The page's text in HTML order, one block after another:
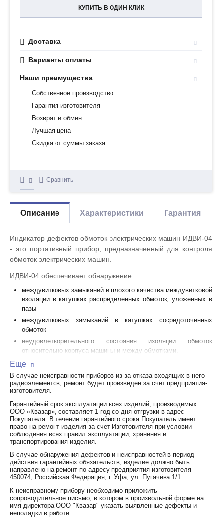
КУПИТЬ В ОДИН КЛИК
Доставка
Варианты оплаты
Наши преимущества
Собственное производство
Гарантия изготовителя
Возврат и обмен
Лучшая цена
Скидка от суммы заказа
Сравнить
Описание Характеристики Гарантия
Индикатор дефектов обмоток электрических машин ИДВИ-04
- это портативный прибор, предназначенный для контроля
обмоток электрических машин.
ИДВИ-04 обеспечивает обнаружение:
междувитковых замыканий и плохого качества междувитковой
изоляции в катушках распределённых обмоток, уложенных в
пазы
междувитковых замыканий в катушках сосредоточенных
обмоток
неудовлетворительного состояния изоляции обмоток
относительно корпуса машины и между обмотками.
ИДВИ-04 позволяет выявить дефекты обмоток электрической
машины напряжением до 1000 В (кроме обмоток с
уравнительными соединениями). Минимальная длина
пакета жестей проверяемой машины – 45 мм.
Принцип работы индикатора:
при проверке состояния междувитковой изоляции и цепей
катушек индуктируется импульсная ЭДС в проверяемой
катушке. В случае наличия в последней КЗ витков
происходит регистрация импульса магнитного поля от тока
короткого замыкания, протекающего по ним
при проверке катушек сосредоточенных обмоток на наличие
базируется на сравнении интегральных оценок качества
имульсов напряжения на катушках
при проверке состояния изоляции обмоток относительно
Еще
В случае неисправности приборов из-за отказа входящих в него
радиоэлементов, ремонт будет произведен за счет предприятия-
изготовителя.
Гарантийный срок эксплуатации всех изделий, производимых
ООО «Квазар», составляет 1 год со дня отгрузки в адрес
Покупателя. В течение гарантийного срока Покупатель имеет
право на ремонт изделия за счет Изготовителя при условии
соблюдения всех правил эксплуатации, хранения и
транспортирования изделия.
В случае обнаружения дефектов и неисправностей в период
действия гарантийных обязательств, изделие должно быть
направлено на ремонт по адресу предприятия-изготовителя —
450074, Российская Федерация, г. Уфа, ул. Пугачёва 1/1.
К неисправному прибору необходимо приложить
сопроводительное письмо, в котором в произвольной форме на
имя директора ООО "Квазар" указать выявленные дефекты и
неполадки в работе.